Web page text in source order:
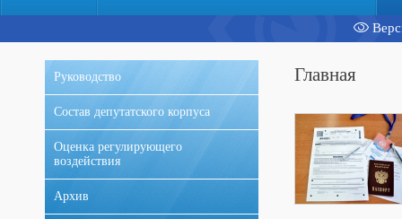
АППАРАТ
Руководство
Состав депутатского корпуса
Оценка регулирующего
воздействия
Архив
Главная